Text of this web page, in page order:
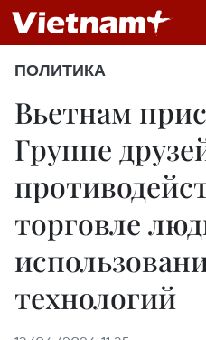
ПОЛИТИКА
Вьетнам
Группе
торговле
технологий